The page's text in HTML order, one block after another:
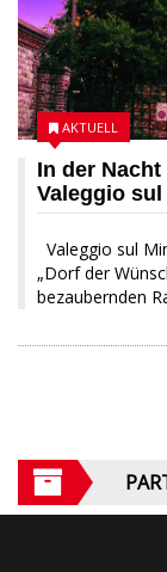
In der
Valeggio
Valeggio sul
„Dorf der
bezaubernden
AKTUELL